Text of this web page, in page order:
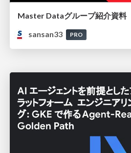
Master Dataグループ紹介資料
sansan33
PRO